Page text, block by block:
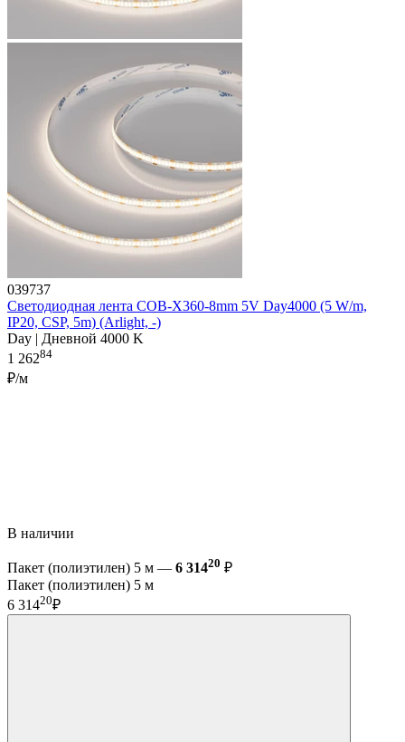
039737
Светодиодная лента COB-X360-8mm 5V Day4000 (5 W/m,
IP20, CSP, 5m) (Arlight, -)
Day | Дневной 4000 K
1 26284
₽/м
В наличии
Пакет (полиэтилен) 5 м — 6 31420 ₽
Пакет (полиэтилен) 5 м
6 31420₽